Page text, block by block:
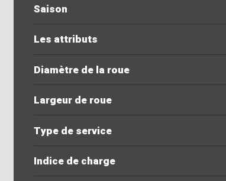
Saison
Les attributs
Diamètre de la roue
Largeur de roue
Type de service
Indice de charge